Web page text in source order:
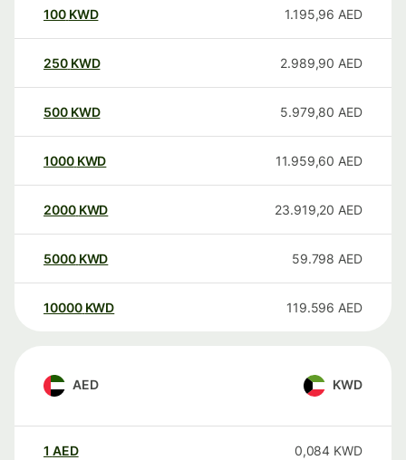
100 KWD 1.195,96 AED
250 KWD 2.989,90 AED
500 KWD 5.979,80 AED
1000 KWD 11.959,60 AED
2000 KWD 23.919,20 AED
5000 KWD 59.798 AED
10000 KWD 119.596 AED
AED KWD
1 AED 0,084 KWD